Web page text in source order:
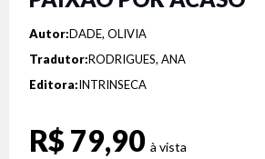
Autor:DADE, OLIVIA
Tradutor:RODRIGUES, ANA
Editora:INTRINSECA
R$ 79,90